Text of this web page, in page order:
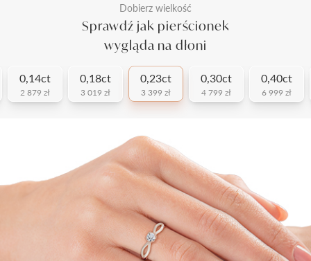
Dobierz wielkość
Sprawdź jak pierścionek
wygląda na dłoni
0,14ct
2 879 zł
0,18ct
3 019 zł
0,23ct
3 399 zł
0,30ct
4 799 zł
0,40ct
6 999 zł